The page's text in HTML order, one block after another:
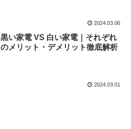
2024.03.06
黒い家電 VS 白い家電｜それぞれ
のメリット・デメリット徹底解析
2024.03.01